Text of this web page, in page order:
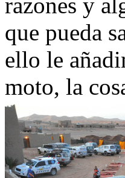
que pueda
ello le
moto, la